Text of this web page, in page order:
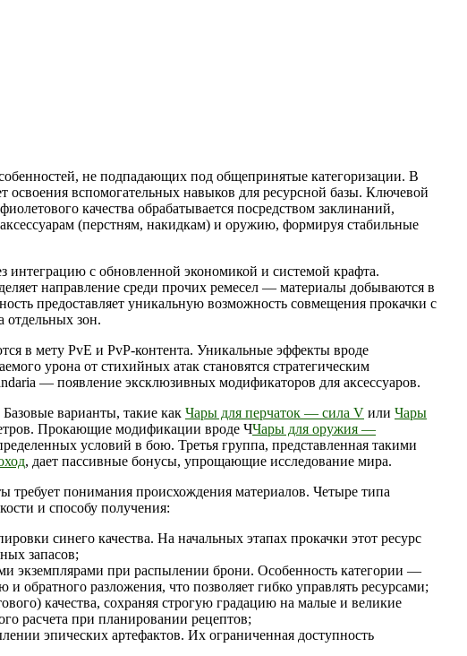
не подпадающих под общепринятые категоризации. В
вспомогательных навыков для ресурсной базы. Ключевой
качества обрабатывается посредством заклинаний,
(перстням, накидкам) и оружию, формируя стабильные
с обновленной экономикой и системой крафта.
направление среди прочих ремесел — материалы добываются в
предоставляет уникальную возможность совмещения прокачки с
отдельных зон.
в мету PvE и PvP-контента. Уникальные эффекты вроде
урона от стихийных атак становятся стратегическим
— появление эксклюзивных модификаторов для аксессуаров.
варианты, такие как Чары для перчаток — сила V или Чары
Прокающие модификации вроде ЧЧары для оружия —
условий в бою. Третья группа, представленная такими
, дает пассивные бонусы, упрощающие исследование мира.
понимания происхождения материалов. Четыре типа
и способу получения:
синего качества. На начальных этапах прокачки этот ресурс
запасов;
экземплярами при распылении брони. Особенность категории —
обратного разложения, что позволяет гибко управлять ресурсами;
качества, сохраняя строгую градацию на малые и великие
расчета при планировании рецептов;
эпических артефактов. Их ограниченная доступность